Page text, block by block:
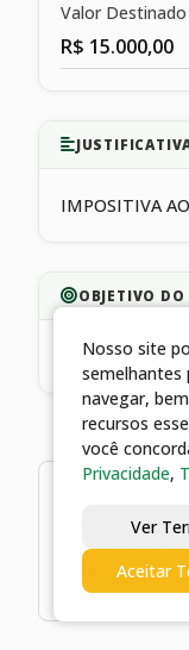
Valor Destinado
R$ 15.000,00
IMPOSITIVA
OBJETIVO DO
INVESTIMENTO
06/08/
Fomento
Nosso site
semelhantes
navegar,
recursos
você
Privacidade,
Ver
Aceitar